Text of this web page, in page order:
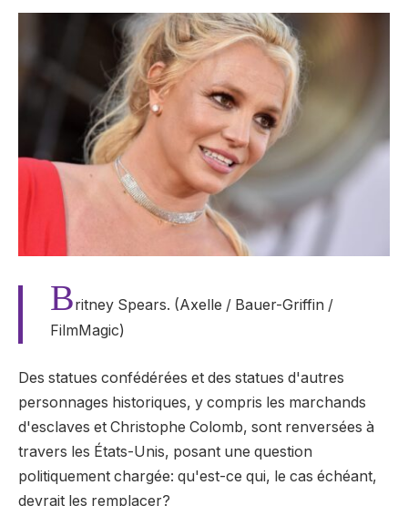
Britney Spears. (Axelle / Bauer-Griffin /
FilmMagic)
Des statues confédérées et des statues d'autres
personnages historiques, y compris les marchands
d'esclaves et Christophe Colomb, sont renversées à
travers les États-Unis, posant une question
politiquement chargée: qu'est-ce qui, le cas échéant,
devrait les remplacer?